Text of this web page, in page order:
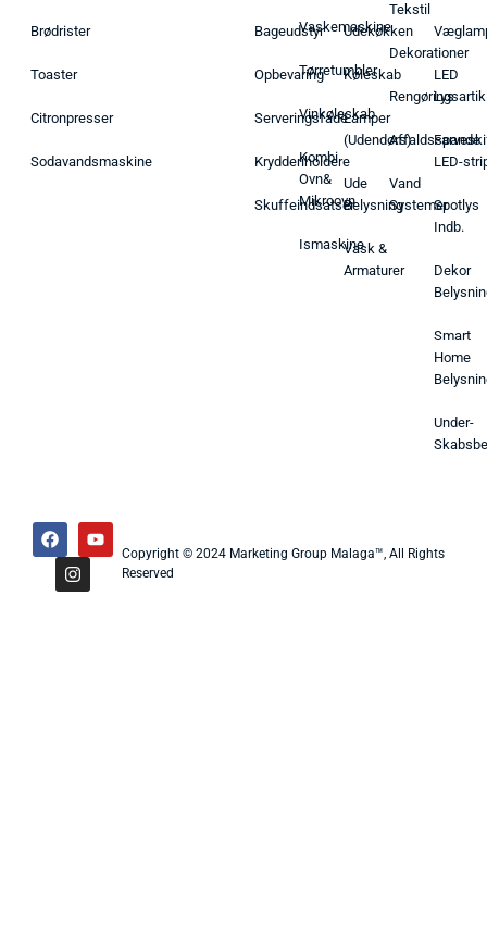
Brødrister
Toaster
Citronpresser
Sodavandsmaskine
Bageudstyr
Opbevaring
Serveringsfade
Krydderiholdere
Skuffeindsatser
Vaskemaskine
Tørretumbler
Vinkøleskab
Kombi
Ovn&
Mikroovn
Ismaskine
Udekøkken
Køleskab
Lamper
(Udendørs)
Ude
Belysning
Vask &
Armaturer
Tekstil
Dekorationer
Affaldsspande
Vand
Systemer
LED
Lys
LED-
Spotlys
Indb.
Dekor
Smart
Home
Under-
Copyright © 2024 Marketing Group Malaga™, All Rights
Reserved